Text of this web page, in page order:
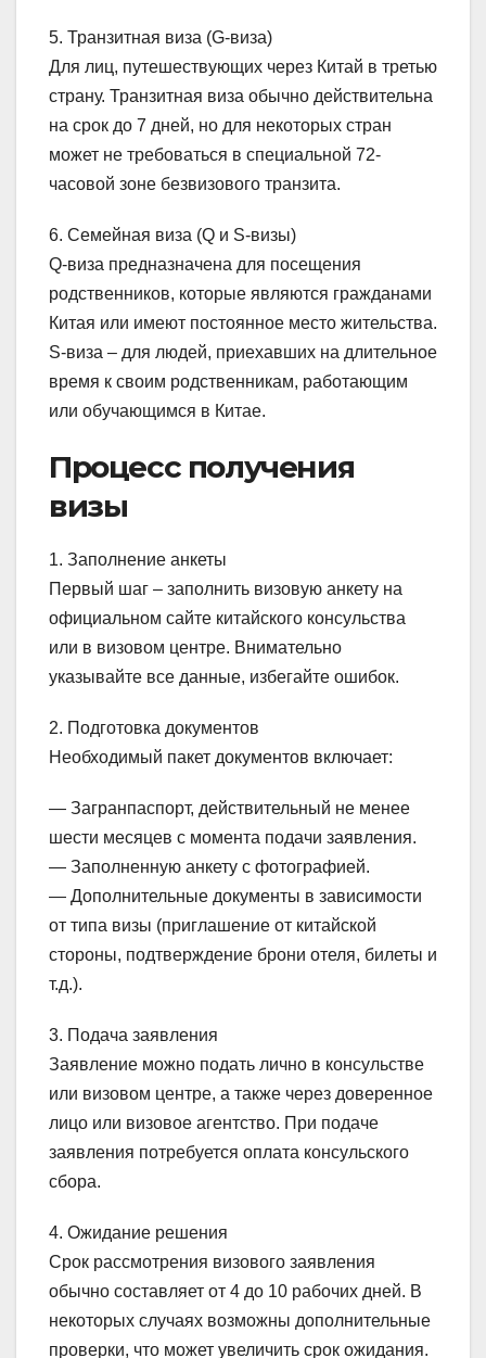
5. Транзитная виза (G-виза)
Для лиц, путешествующих через Китай в третью
страну. Транзитная виза обычно действительна
на срок до 7 дней, но для некоторых стран
может не требоваться в специальной 72-
часовой зоне безвизового транзита.
6. Семейная виза (Q и S-визы)
Q-виза предназначена для посещения
родственников, которые являются гражданами
Китая или имеют постоянное место жительства.
S-виза – для людей, приехавших на длительное
время к своим родственникам, работающим
или обучающимся в Китае.
Процесс получения
визы
1. Заполнение анкеты
Первый шаг – заполнить визовую анкету на
официальном сайте китайского консульства
или в визовом центре. Внимательно
указывайте все данные, избегайте ошибок.
2. Подготовка документов
Необходимый пакет документов включает:
— Загранпаспорт, действительный не менее
шести месяцев с момента подачи заявления.
— Заполненную анкету с фотографией.
— Дополнительные документы в зависимости
от типа визы (приглашение от китайской
стороны, подтверждение брони отеля, билеты и
т.д.).
3. Подача заявления
Заявление можно подать лично в консульстве
или визовом центре, а также через доверенное
лицо или визовое агентство. При подаче
заявления потребуется оплата консульского
сбора.
4. Ожидание решения
Срок рассмотрения визового заявления
обычно составляет от 4 до 10 рабочих дней. В
некоторых случаях возможны дополнительные
проверки, что может увеличить срок ожидания.